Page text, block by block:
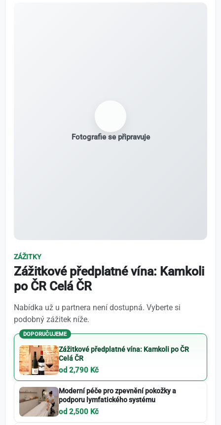
Fotografie se připravuje
ZÁŽITKY
Zážitkové předplatné vína: Kamkoli
po ČR Celá ČR
Nabídka už u partnera není dostupná. Vyberte si
podobný zážitek níže.
DOPORUČUJEME
Zážitkové předplatné vína: Kamkoli po ČR
Celá ČR
od 2,790 Kč
Moderní péče pro zpevnění pokožky a
podporu lymfatického systému
od 2,500 Kč